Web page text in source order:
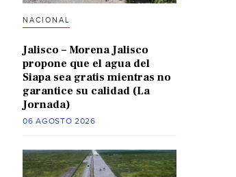
NACIONAL
Jalisco – Morena Jalisco
propone que el agua del
Siapa sea gratis mientras no
garantice su calidad (La
Jornada)
06 AGOSTO 2026